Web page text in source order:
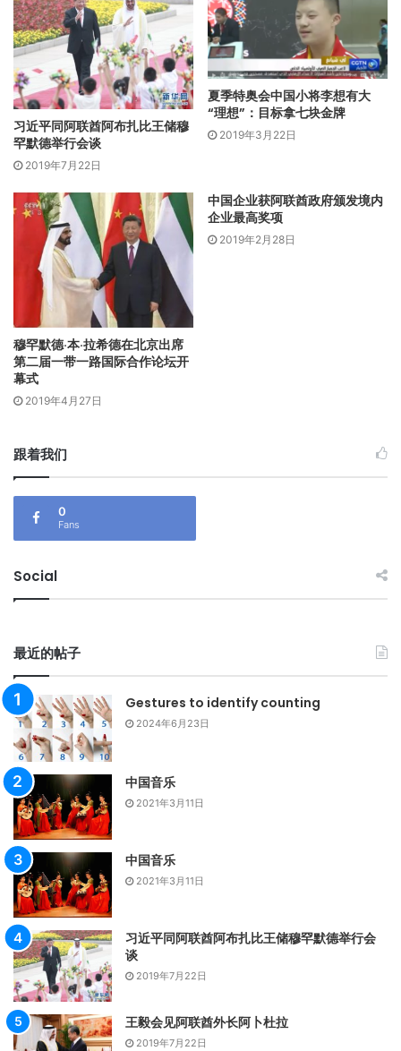
习近平同阿联酋阿布扎比王储穆
罕默德举行会谈
2019年7月22日
夏季特奥会中国小将李想有大
“理想”：目标拿七块金牌
2019年3月22日
穆罕默德·本·拉希德在北京出席
第二届一带一路国际合作论坛开
幕式
2019年4月27日
中国企业获阿联酋政府颁发境内
企业最高奖项
2019年2月28日
跟着我们
0
Fans
Social
最近的帖子
Gestures to identify counting
2024年6月23日
中国音乐
2021年3月11日
中国音乐
2021年3月11日
习近平同阿联酋阿布扎比王储穆罕默德举行会
谈
2019年7月22日
王毅会见阿联酋外长阿卜杜拉
2019年7月22日